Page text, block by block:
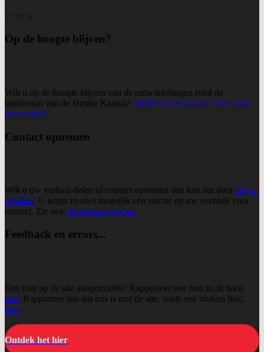
Op de hoogte blijven?
Wilt u op de hoogte blijven van de ontwikkelingen rond de
stamboom van de familie Kanhai? Meldt u zich dan aan voor onze
nieuwsbrief.
Contact opnemen
Wilt u uw verhaal delen of contact opnemen dan kan dat door mij te
emailen. U krijgt zo snel mogelijk een reactie op uw verzoek voor
contact. Zie ook de Contact-pagina.
Feedback en errors...
Een fout op de site aangetroffen? Rapporteer een fout in de tekst
hier. Rapporteer iets dat mis is met de site, zoals een broken link,
hier.
Ontdek het hier